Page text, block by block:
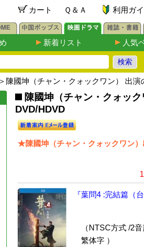
カート Ｑ＆Ａ 利用ガ
新着リスト 人気
＞陳國坤（チャン・クォックワン） 出演
陳國坤（チャン・クォッ
DVD/HDVD
★陳國坤（チャン・クォックワン
1
『葉問4 :完結篇（
（NTSC方式 /2
繁体字 ）